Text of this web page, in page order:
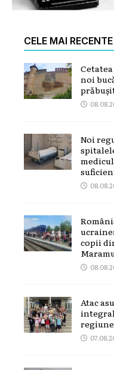
CELE MAI
noi
Noi
copii
Atac